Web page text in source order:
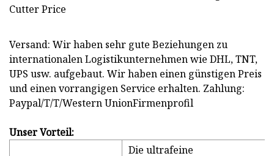
Versand: Wir haben sehr gute Beziehungen zu
internationalen Logistikunternehmen wie DHL, TNT,
UPS usw. aufgebaut. Wir haben einen günstigen Preis
und einen vorrangigen Service erhalten. Zahlung:
Paypal/T/T/Western UnionFirmenprofil
Unser Vorteil:
Die ultrafeine